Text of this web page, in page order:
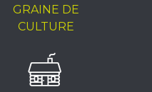
GRAINE DE
CULTURE